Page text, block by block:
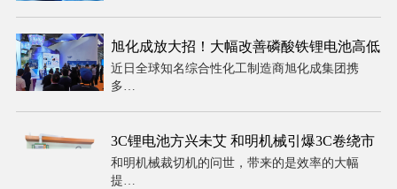
旭化成放大招！大幅改善磷酸铁锂电池高低
温性能
近日全球知名综合性化工制造商旭化成集团携
多…
3C锂电池方兴未艾 和明机械引爆3C卷绕市
场
和明机械裁切机的问世，带来的是效率的大幅
提…